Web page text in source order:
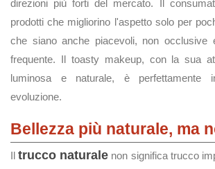
direzioni più forti del mercato. Il
prodotti che migliorino l'aspetto solo per
che siano anche piacevoli, non
frequente. Il toasty makeup, con la sua
luminosa e naturale, è perfettamente
evoluzione.
Bellezza più naturale, ma
Iltrucco naturale non significa trucco